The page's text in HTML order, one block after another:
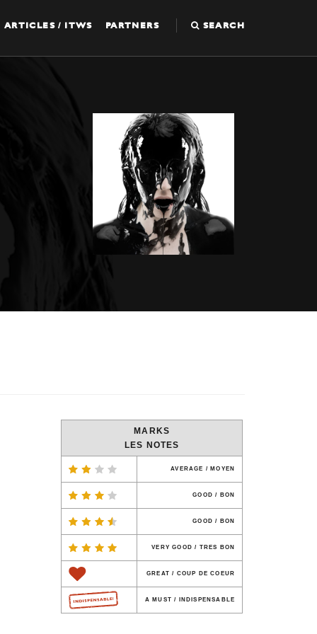
ARTICLES / ITWS PARTNERS SEARCH
MARKS
LES NOTES
AVERAGE / MOYEN
GOOD / BON
GOOD / BON
VERY GOOD / TRES BON
GREAT / COUP DE COEUR
A MUST / INDISPENSABLE